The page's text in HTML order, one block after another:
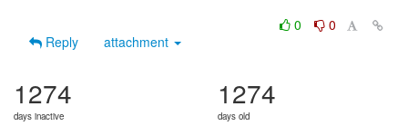
0
0
Reply
attachment
1274
days inactive
1274
days old